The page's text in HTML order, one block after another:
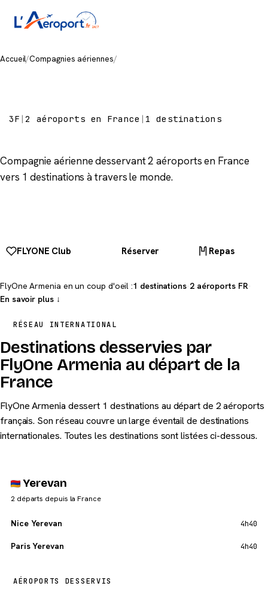
Accueil/Compagnies aériennes/
3F |2 aéroports en France | 1 destinations
Compagnie aérienne desservant 2 aéroports en France
vers 1 destinations à travers le monde.
FLYONE Club Réserver Repas
FlyOne Armenia en un coup d'oeil :1 destinations·2 aéroports FR·
En savoir plus ↓
RÉSEAU INTERNATIONAL
Destinations desservies par
FlyOne Armenia au départ de la
France
FlyOne Armenia dessert 1 destinations au départ de 2 aéroports
français. Son réseau couvre un large éventail de destinations
internationales. Toutes les destinations sont listées ci-dessous.
Yerevan
2 départs depuis la France
Nice Yerevan 4h40
Paris Yerevan 4h40
AÉROPORTS DESSERVIS